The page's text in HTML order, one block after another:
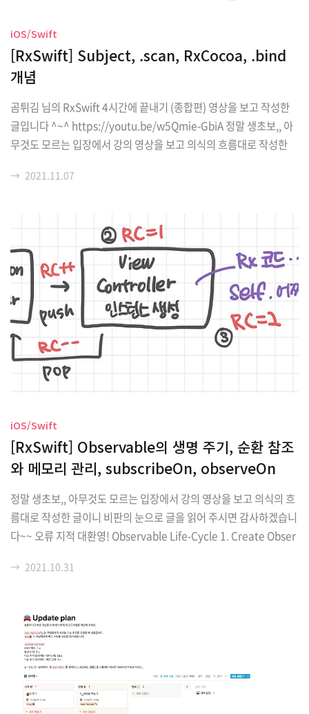
iOS/Swift
[RxSwift] Subject, .scan, RxCocoa, .bind
개념
곰튀김 님의 RxSwift 4시간에 끝내기 (종합편) 영상을 보고 작성한
글입니다 ^~^ https://youtu.be/w5Qmie-GbiA 정말 생초보,, 아
무것도 모르는 입장에서 강의 영상을 보고 의식의 흐름대로 작성한
적 대환영! Subject Observable 밖에서 값을 받아 와서 컨트롤할
줌 BehaviorSubject 기본값 하나 가지고 시작, 누군가가 Subscrib
e하면 기본값을 내려 줌 중간에 새롭게 Subscirbe가 들어오면 기본
값으로 가장 최근의 값을 내려 줌 ..
→ 2021.11.07
iOS/Swift
[RxSwift] Observable의 생명 주기, 순환 참조
와 메모리 관리, subscribeOn, observeOn
정말 생초보,, 아무것도 모르는 입장에서 강의 영상을 보고 의식의 흐
름대로 작성한 글이니 비판의 눈으로 글을 읽어 주시면 감사하겠습니
다~~ 오류 지적 대환영! Observable Life-Cycle 1. Create Obser
ubscribe에서 동작! 2. Subscribe 어떠한 Observable이 동작함 3.
더 이상 재사용 불가 .debug() 로 Observable 상태 확인 가능 순환
참조와 메모리 관리 .subscribe(onNext: { i in s..
→ 2021.10.31